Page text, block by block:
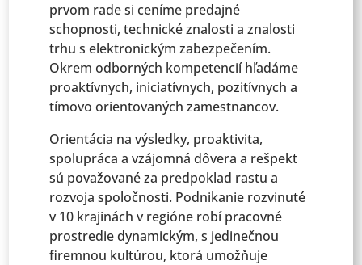
prvom rade si ceníme predajné
schopnosti, technické znalosti a znalosti
trhu s elektronickým zabezpečením.
Okrem odborných kompetencií hľadáme
proaktívnych, iniciatívnych, pozitívnych a
tímovo orientovaných zamestnancov.
Orientácia na výsledky, proaktivita,
spolupráca a vzájomná dôvera a rešpekt
sú považované za predpoklad rastu a
rozvoja spoločnosti. Podnikanie rozvinuté
v 10 krajinách v regióne robí pracovné
prostredie dynamickým, s jedinečnou
firemnou kultúrou, ktorá umožňuje